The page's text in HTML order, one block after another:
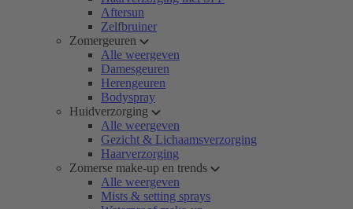
Aftersun
Zelfbruiner
Zomergeuren
Alle weergeven
Damesgeuren
Herengeuren
Bodyspray
Huidverzorging
Alle weergeven
Gezicht & Lichaamsverzorging
Haarverzorging
Zomerse make-up en trends
Alle weergeven
Mists & setting sprays